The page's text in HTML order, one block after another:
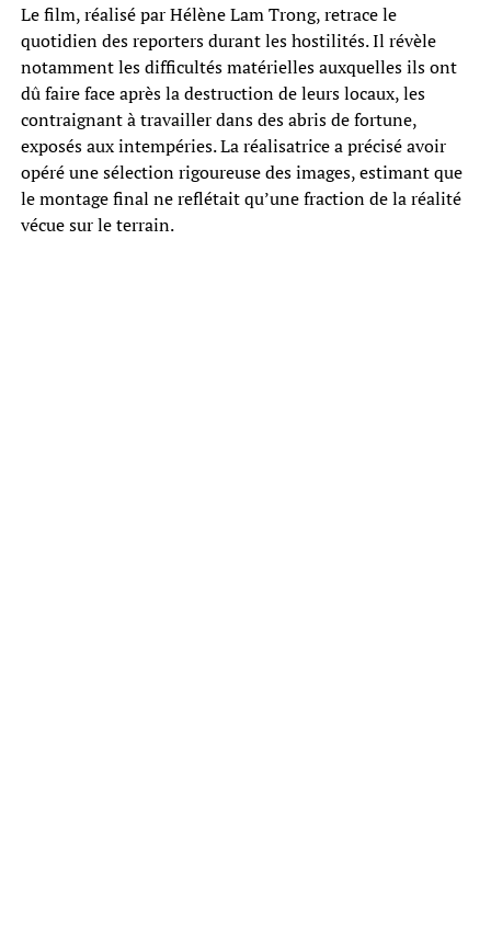
Le film, réalisé par Hélène Lam Trong, retrace le
quotidien des reporters durant les hostilités. Il révèle
notamment les difficultés matérielles auxquelles ils ont
dû faire face après la destruction de leurs locaux, les
contraignant à travailler dans des abris de fortune,
exposés aux intempéries. La réalisatrice a précisé avoir
opéré une sélection rigoureuse des images, estimant que
le montage final ne reflétait qu’une fraction de la réalité
vécue sur le terrain.